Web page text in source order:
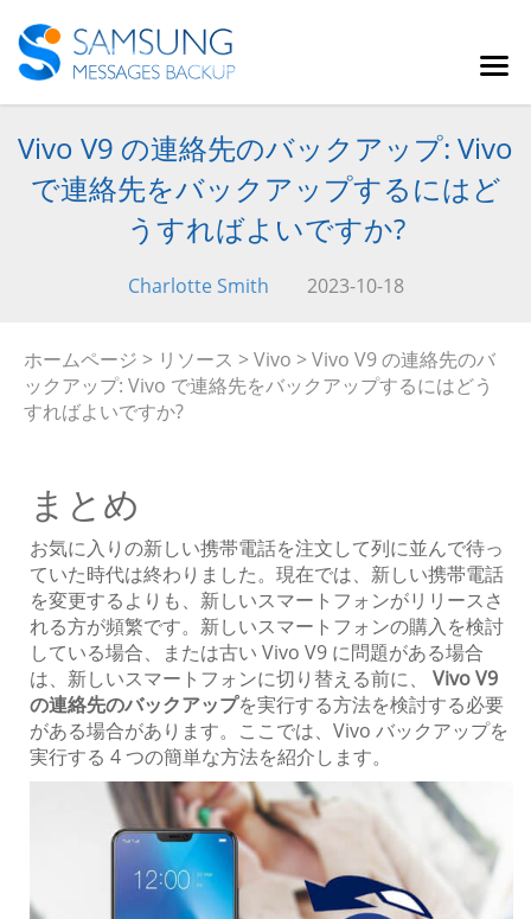
Vivo V9 の連絡先のバックアップ: Vivo
で連絡先をバックアップするにはど
うすればよいですか?
Charlotte Smith 2023-10-18
ホームページ > リソース >Vivo > Vivo V9 の連絡先のバ
ックアップ: Vivo で連絡先をバックアップするにはどう
すればよいですか?
まとめ
お気に入りの新しい携帯電話を注文して列に並んで待っ
ていた時代は終わりました。現在では、新しい携帯電話
を変更するよりも、新しいスマートフォンがリリースさ
れる方が頻繁です。新しいスマートフォンの購入を検討
している場合、または古い Vivo V9 に問題がある場合
は、新しいスマートフォンに切り替える前に、 Vivo V9
の連絡先のバックアップを実行する方法を検討する必要
がある場合があります。ここでは、Vivo バックアップを
実行する 4 つの簡単な方法を紹介します。